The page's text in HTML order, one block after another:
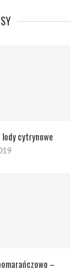
lody cytrynowe
–